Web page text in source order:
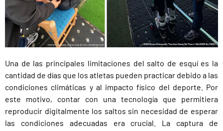
Una de las principales limitaciones del salto de esquí es la
cantidad de días que los atletas pueden practicar debido a las
condiciones climáticas y al impacto físico del deporte. Por
este motivo, contar con una tecnología que permitiera
reproducir digitalmente los saltos sin necesidad de esperar
las condiciones adecuadas era crucial. La captura de